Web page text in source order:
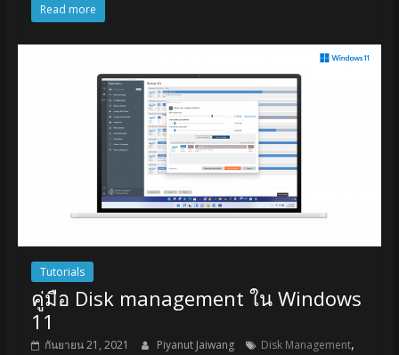
Read more
Tutorials
คู่มือ Disk management ใน Windows
11
กันยายน 21, 2021 Piyanut Jaiwang Disk Management,